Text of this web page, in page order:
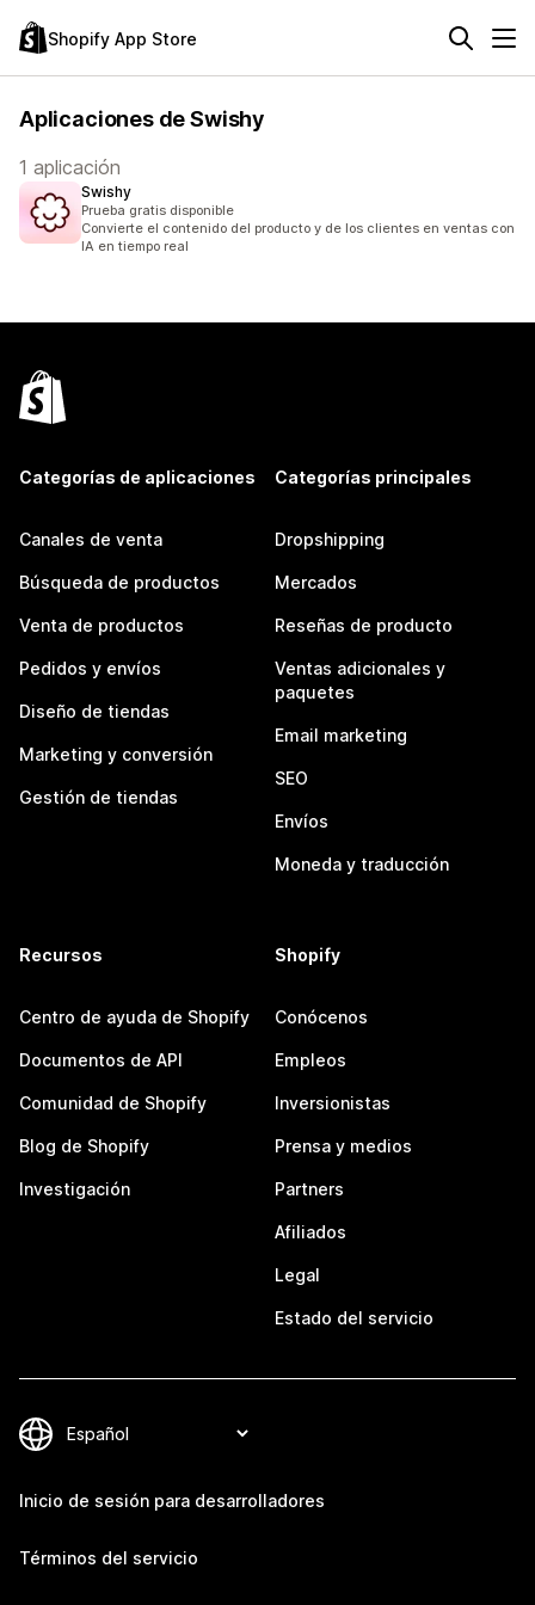
Shopify App Store
Aplicaciones de Swishy
1 aplicación
Swishy
Prueba gratis disponible
Convierte el contenido del producto y de los clientes en ventas con
IA en tiempo real
Categorías de aplicaciones
Canales de venta
Búsqueda de productos
Venta de productos
Pedidos y envíos
Diseño de tiendas
Marketing y conversión
Gestión de tiendas
Categorías principales
Dropshipping
Mercados
Reseñas de producto
Ventas adicionales y
paquetes
Email marketing
SEO
Envíos
Moneda y traducción
Recursos
Centro de ayuda de Shopify
Documentos de API
Comunidad de Shopify
Blog de Shopify
Investigación
Shopify
Conócenos
Empleos
Inversionistas
Prensa y medios
Partners
Afiliados
Legal
Estado del servicio
Inicio de sesión para desarrolladores
Términos del servicio